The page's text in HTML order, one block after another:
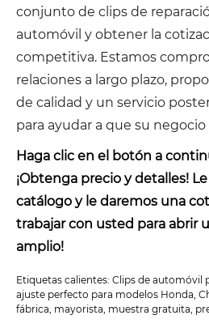
conjunto de clips de
automóvil y obtener la
competitiva. Estamos
relaciones a largo plazo,
de calidad y un servicio
para ayudar a que su
Haga clic en el botón a
¡Obtenga precio y detalles!
catálogo y le daremos una
trabajar con usted para abrir
amplio!
Etiquetas calientes: Clips de automóvil
ajuste perfecto para modelos Honda,
fábrica, mayorista, muestra gratuita,